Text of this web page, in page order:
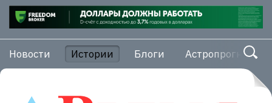
Новости Истории Блоги Астропрогноз